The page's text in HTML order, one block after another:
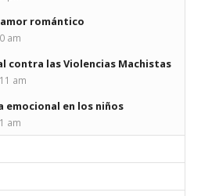
romántico
am
contra las Violencias Machistas
am
emocional en los niños
am